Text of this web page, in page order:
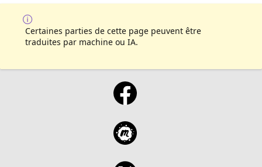
Certaines parties de cette page peuvent être
traduites par machine ou IA.